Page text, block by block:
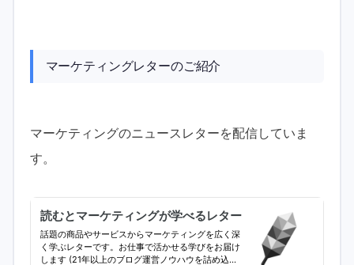
マーケティングレターのご紹介
マーケティングのニュースレターを配信していま
す。